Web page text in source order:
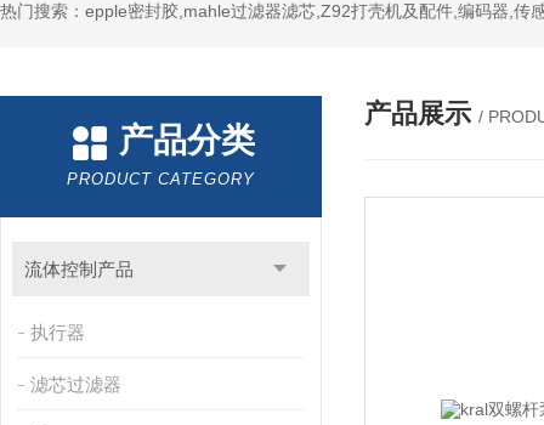
热门搜索：epple密封胶,mahle过滤器滤芯,Z92打壳机及配件,编码器,传
产品分类
PRODUCT CATEGORY
流体控制产品
执行器
滤芯过滤器
产品展示 /